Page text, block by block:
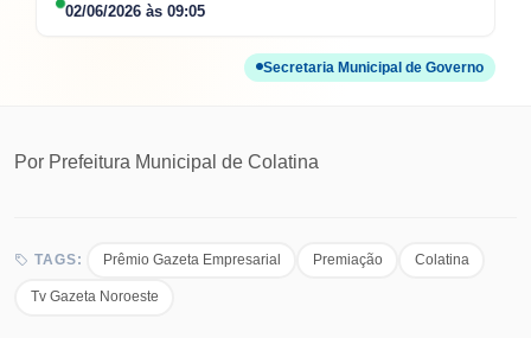
02/06/2026 às 09:05
Secretaria Municipal de Governo
Por Prefeitura Municipal de Colatina
TAGS: Prêmio Gazeta Empresarial Premiação Colatina
Tv Gazeta Noroeste